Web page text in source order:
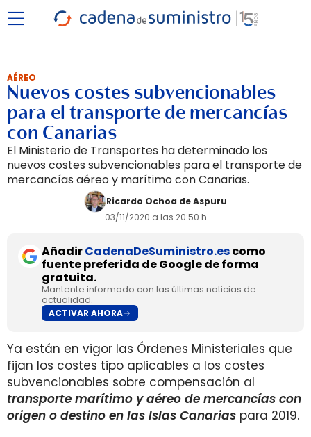
AÉREO
Nuevos costes subvencionables
para el transporte de mercancías
con Canarias
El Ministerio de Transportes ha determinado los
nuevos costes subvencionables para el transporte de
mercancías aéreo y marítimo con Canarias.
Ricardo Ochoa de Aspuru
03/11/2020 a las 20:50 h
AñadirCadenaDeSuministro.escomo
fuente preferida de Google de forma
gratuita.
Mantente informado con las últimas noticias de
actualidad.
ACTIVAR AHORA
Ya están en vigor las Órdenes Ministeriales que
fijan los costes tipo aplicables a los costes
subvencionables sobre compensación al
transporte marítimo y aéreo de mercancías con
origen o destino en las Islas Canarias para 2019.